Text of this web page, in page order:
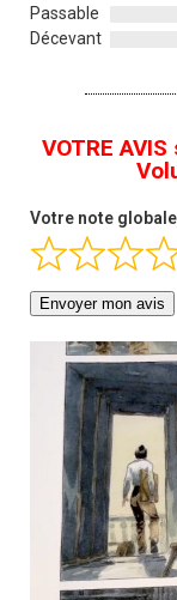
Passable
Décevant
VOTRE
Votre note globale
Envoyer mon avis